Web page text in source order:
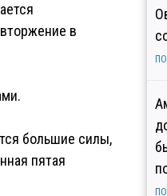
в
большие силы,
пятая